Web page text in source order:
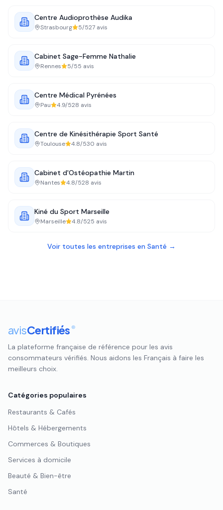
Centre Audioprothèse Audika
Strasbourg 5/527 avis
Cabinet Sage-Femme Nathalie
Rennes 5/55 avis
Centre Médical Pyrénées
Pau 4.9/528 avis
Centre de Kinésithérapie Sport Santé
Toulouse 4.8/530 avis
Cabinet d'Ostéopathie Martin
Nantes 4.8/528 avis
Kiné du Sport Marseille
Marseille 4.8/525 avis
Voir toutes les entreprises en Santé →
avisCertifiés ®
La plateforme française de référence pour les avis
consommateurs vérifiés. Nous aidons les Français à faire les
meilleurs choix.
Catégories populaires
Restaurants & Cafés
Hôtels & Hébergements
Commerces & Boutiques
Services à domicile
Beauté & Bien-être
Santé